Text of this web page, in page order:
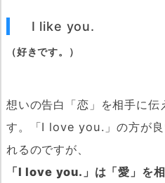
I like you.
（好きです。）
想いの告白「恋」を相手に
す。「I love you.」の方が良
れるのですが、
「I love you.」は「愛」を